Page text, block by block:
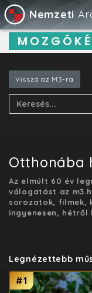
Nemzeti
Vissza az M3-ra
Otthonába
Az elmúlt 60 év
válogatást az
sorozatok, filmek,
ingyenesen,
Legnézettebb
#1